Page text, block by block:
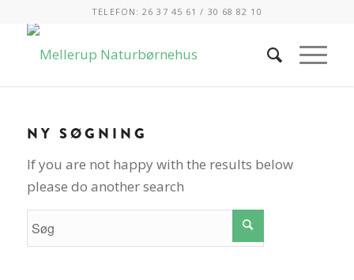
TELEFON: 26 37 45 61 / 30 68 82 10
NY SØGNING
If you are not happy with the results below
please do another search